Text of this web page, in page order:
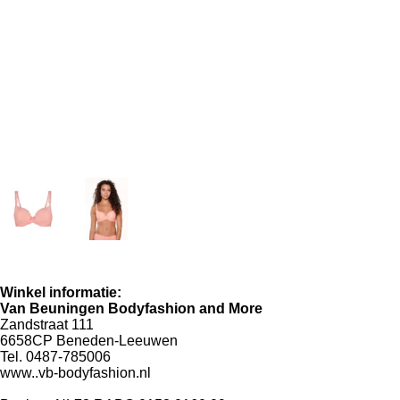
Winkel informatie:
Van Beuningen Bodyfashion and More
Zandstraat 111
6658CP Beneden-Leeuwen
Tel. 0487-785006
www..vb-bodyfashion.nl